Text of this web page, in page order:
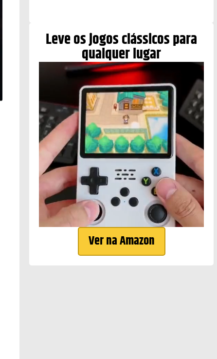
Leve os jogos clássicos para
qualquer lugar
Ver na Amazon